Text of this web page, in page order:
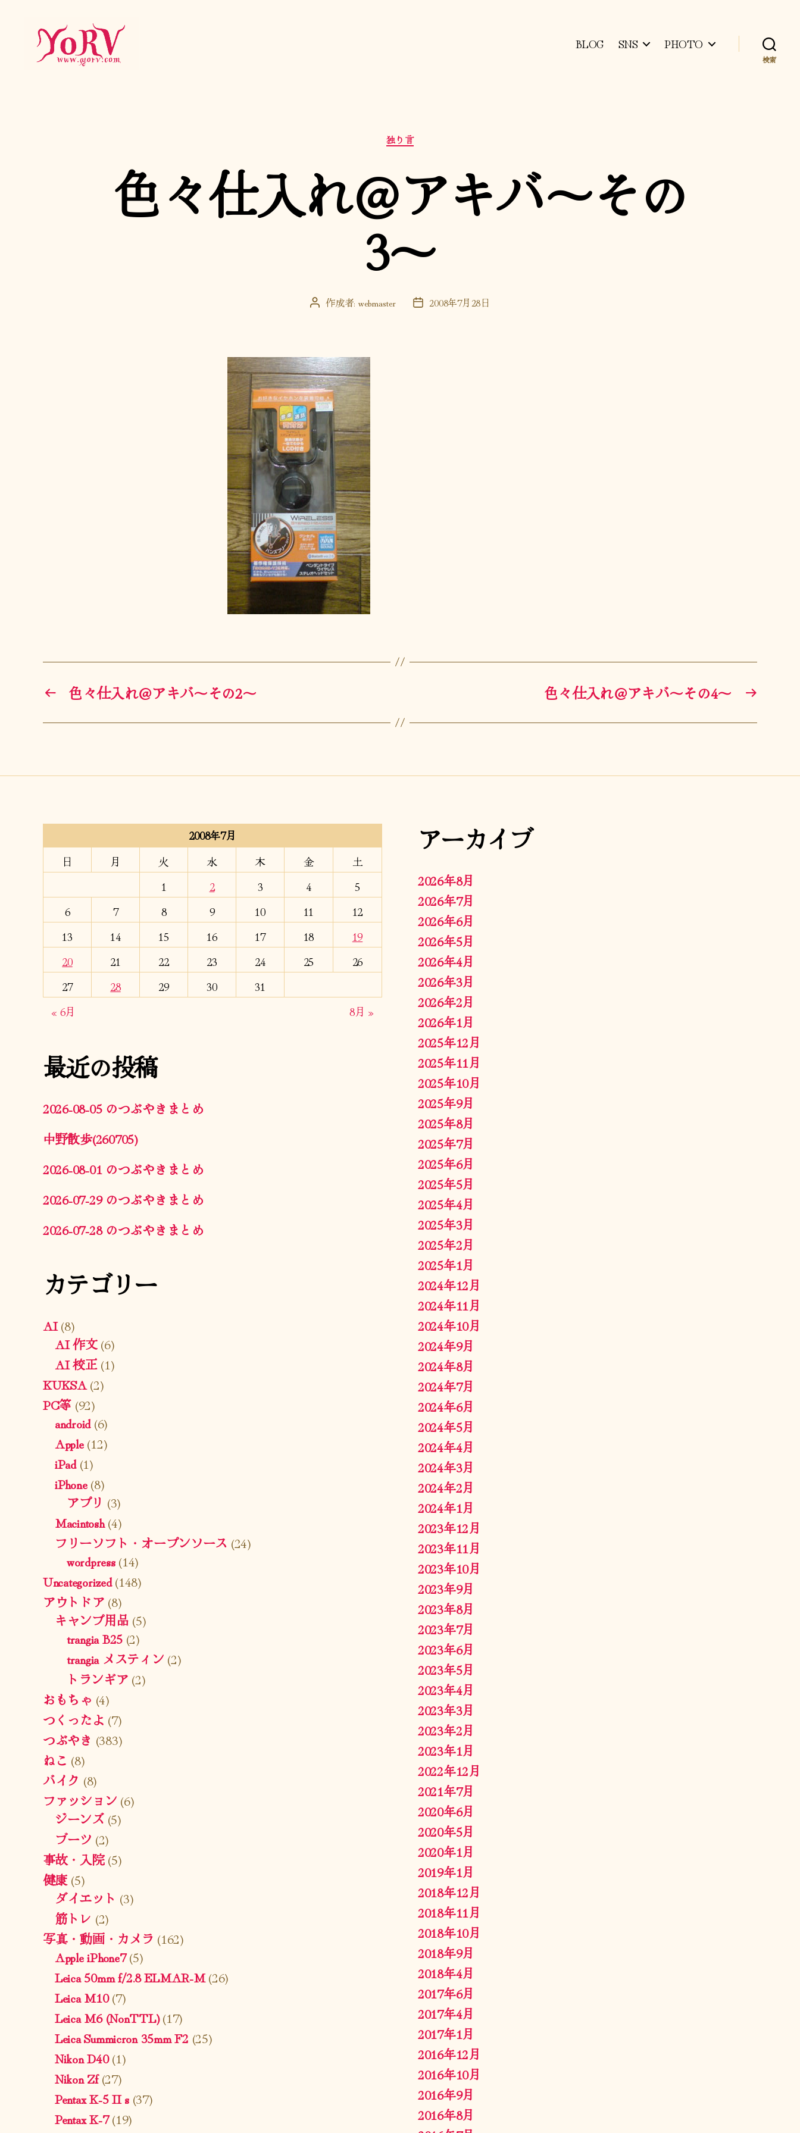
BLOG SNS PHOTO
検索
カ
テ
リ
ー
独り言
色々仕入れ＠アキバ〜その
3〜
投 作成者: webmaster
投 2008年7月28日
← 色々仕入れ＠アキバ〜その2〜 →
色々仕入れ＠アキバ〜その4〜
2008年7月
日
月 火 水 木 金
土
1
2 3 4
5
6
7 8 9 10 11
12
13
14 15 16 17 18
19
20
21 22 23 24 25
26
27
28 29 30
31
« 6月
8月 »
最近の投稿
2026-08-05 のつぶやきまとめ
中野散歩(260705)
2026-08-01 のつぶやきまとめ
2026-07-29 のつぶやきまとめ
2026-07-28 のつぶやきまとめ
カテゴリー
AI(8)
AI 作文(6)
AI 校正(1)
KUKSA(2)
PC等 (92)
android(6)
Apple(12)
iPad(1)
iPhone(8)
アプリ (3)
Macintosh(4)
フリーソフト・オープンソース (24)
wordpress(14)
Uncategorized(148)
アウトドア (8)
キャンプ用品 (5)
trangia B25 (2)
trangia メスティン (2)
トランギア (2)
おもちゃ (4)
つくったよ (7)
つぶやき (383)
ねこ (8)
バイク (8)
ファッション (6)
ジーンズ(5)
ブーツ (2)
事故・入院(5)
健康 (5)
ダイエット (3)
筋トレ (2)
写真・動画・カメラ (162)
Apple iPhone7(5)
Leica 50mm f/2.8 ELMAR-M(26)
Leica M10(7)
Leica M6 (NonTTL)(17)
Leica Summicron 35mm F2 (25)
Nikon D40(1)
Nikon Zf(27)
Pentax K-5 II s(37)
Pentax K-7(19)
アーカイブ
2026年8月
2026年7月
2026年6月
2026年5月
2026年4月
2026年3月
2026年2月
2026年1月
2025年12月
2025年11月
2025年10月
2025年9月
2025年8月
2025年7月
2025年6月
2025年5月
2025年4月
2025年3月
2025年2月
2025年1月
2024年12月
2024年11月
2024年10月
2024年9月
2024年8月
2024年7月
2024年6月
2024年5月
2024年4月
2024年3月
2024年2月
2024年1月
2023年12月
2023年11月
2023年10月
2023年9月
2023年8月
2023年7月
2023年6月
2023年5月
2023年4月
2023年3月
2023年2月
2023年1月
2022年12月
2021年7月
2020年6月
2020年5月
2020年1月
2019年1月
2018年12月
2018年11月
2018年10月
2018年9月
2018年4月
2017年6月
2017年4月
2017年1月
2016年12月
2016年10月
2016年9月
2016年8月